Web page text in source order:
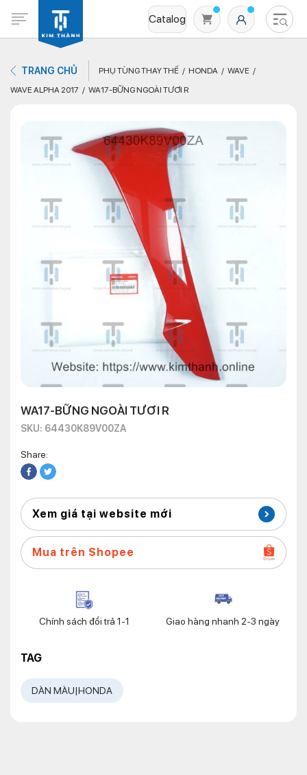
Catalog
Không có sản phẩm nào trong giỏ hàng
TRANG CHỦ PHỤ TÙNG THAY THẾ HONDA
WAVE
WAVE ALPHA 2017
WA17-BỮNG NGOÀI TƯƠI R
WA17-BỮNG NGOÀI TƯƠI R
SKU: 64430K89V00ZA
Share:
Xem giá tại website mới
Mua trên Shopee
Chính sách đổi trả 1-1 Giao hàng nhanh 2-3 ngày
TAG
DÀN MÀU|HONDA